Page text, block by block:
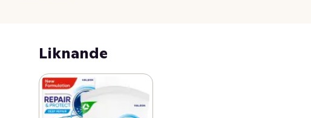
aktivt försvagad emalj, gör tänderna mindre känsliga för
ger ett avancerat skydd för din emalj.
Liknande